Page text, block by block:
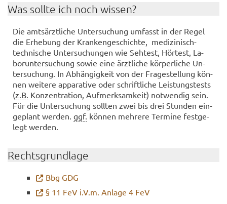
Was soll­te ich noch wis­sen?
Die amts­ärzt­li­che Un­ter­su­chung um­fasst in der Regel
die Er­he­bung der Kran­ken­ge­schich­te, medizinisch-​
technische Un­ter­su­chun­gen wie Seh­test, Hör­test, La­
bor­un­ter­su­chung sowie eine ärzt­li­che kör­per­li­che Un­
ter­su­chung. In Ab­hän­gig­keit von der Fra­ge­stel­lung kön­
nen wei­te­re ap­pa­ra­ti­ve oder schrift­li­che Leis­tungs­tests
(z.B. Kon­zen­tra­ti­on, Auf­merk­sam­keit) not­wen­dig sein.
Für die Un­ter­su­chung soll­ten zwei bis drei Stun­den ein­
ge­plant wer­den. ggf. kön­nen meh­re­re Ter­mi­ne fest­ge­
legt wer­den.
Rechts­grund­la­ge
Bbg GDG
§ 11 FeV i.V.m. An­la­ge 4 FeV